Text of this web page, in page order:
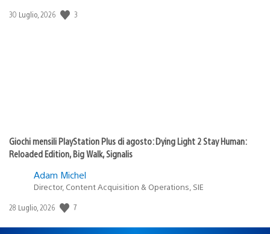
Data
30 Luglio, 2026 3
Giochi mensili PlayStation Plus di agosto: Dying Light 2 Stay Human:
Reloaded Edition, Big Walk, Signalis
Adam Michel
Director, Content Acquisition & Operations, SIE
Data
pubblicazione:
28 Luglio, 2026 7